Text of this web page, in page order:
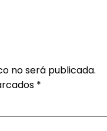
no será publicada.
*